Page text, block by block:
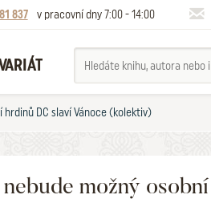
837 v pracovní dny 7:00 - 14:00
hrdinů DC slaví Vánoce (kolektiv)
možný